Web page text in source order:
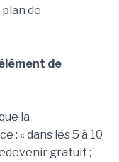
de
de
la
: « dans les 5 à 10
gratuit ;